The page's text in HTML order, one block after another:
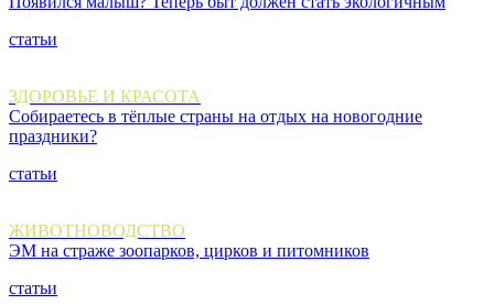
статьи
ЗДОРОВЬЕ И КРАСОТА
Собираетесь в тёплые страны на отдых на новогодние
праздники?
статьи
ЖИВОТНОВОДСТВО
ЭМ на страже зоопарков, цирков и питомников
статьи